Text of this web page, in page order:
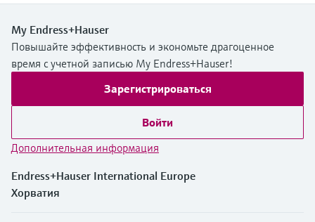
My Endress+Hauser
Повышайте эффективность и экономьте драгоценное
время с учетной записью My Endress+Hauser!
Зарегистрироваться
Войти
Дополнительная информация
Endress+Hauser International Europe
Хорватия